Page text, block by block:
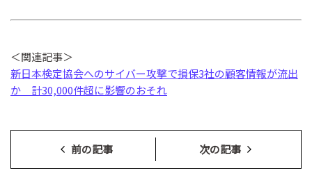
＜関連記事＞
新日本検定協会へのサイバー攻撃で損保3社の顧客情報が流出
か 計30,000件超に影響のおそれ
前の記事 次の記事